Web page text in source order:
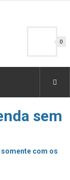
0
sem
com os